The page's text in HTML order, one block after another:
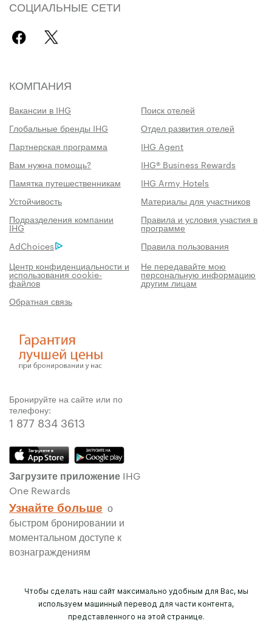
СОЦИАЛЬНЫЕ СЕТИ
КОМПАНИЯ
Вакансии в IHG
Поиск отелей
Глобальные бренды IHG
Отдел развития отелей
Партнерская программа
IHG Agent
Вам нужна помощь?
IHG® Business Rewards
Памятка путешественникам
IHG Army Hotels
Устойчивость
Материалы для участников
Подразделения компании
IHG
Правила и условия участия в
программе
AdChoices
Правила пользования
Центр конфиденциальности и
использования cookie-
файлов
Не передавайте мою
персональную информацию
другим лицам
Обратная связь
Бронируйте на сайте или по
телефону:
1 877 834 3613
Загрузите приложение IHG
One Rewards
Узнайте больше о
быстром бронировании и
моментальном доступе к
вознаграждениям
Чтобы сделать наш сайт максимально удобным для Вас, мы
используем машинный перевод для части контента,
представленного на этой странице.